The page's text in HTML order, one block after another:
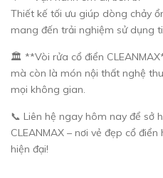
Thiết kế tối ưu giúp dòng chảy
mang đến trải nghiệm sử dụng
🏛️ **Vòi rửa cổ điển
mà còn là món nội thất nghệ
mọi không gian.
📞 Liên hệ ngay hôm nay để sở
CLEANMAX – nơi vẻ đẹp cổ
hiện đại!